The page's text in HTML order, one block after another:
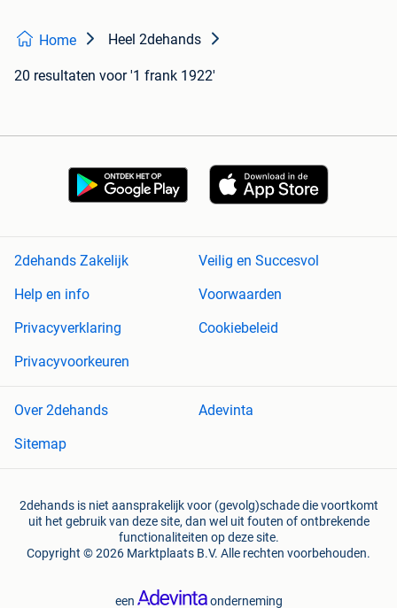
Home Heel 2dehands
20 resultaten voor '1 frank 1922'
2dehands Zakelijk
Veilig en Succesvol
Help en info
Voorwaarden
Privacyverklaring
Cookiebeleid
Privacyvoorkeuren
Over 2dehands
Adevinta
Sitemap
2dehands is niet aansprakelijk voor (gevolg)schade die voortkomt
uit het gebruik van deze site, dan wel uit fouten of ontbrekende
functionaliteiten op deze site.
Copyright © 2026 Marktplaats B.V. Alle rechten voorbehouden.
een onderneming